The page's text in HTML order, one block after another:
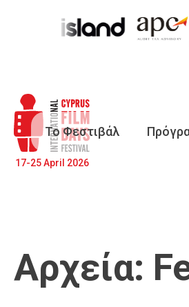
17-25 April 2026
Το Φεστιβάλ
Αρχεία: